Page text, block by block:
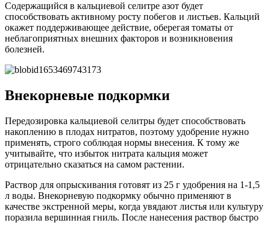
Содержащийся в кальциевой селитре азот будет
способствовать активному росту побегов и листьев. Кальций
окажет поддерживающее действие, оберегая томаты от
неблагоприятных внешних факторов и возникновения
болезней.
Внекорневые подкормки
Передозировка кальциевой селитры будет способствовать
накоплению в плодах нитратов, поэтому удобрение нужно
применять, строго соблюдая нормы внесения. К тому же
учитывайте, что избыток нитрата кальция может
отрицательно сказаться на самом растении.
Раствор для опрыскивания готовят из 25 г удобрения на 1-1,5
л воды. Внекорневую подкормку обычно применяют в
качестве экстренной меры, когда увядают листья или культуру
поразила вершинная гниль. После нанесения раствор быстро